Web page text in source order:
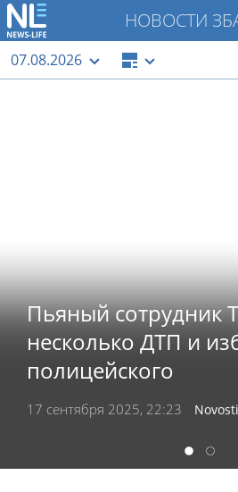
НОВОСТИ
07.08.2026
Пьяный сотрудник
несколько ДТП и
полицейского
17 сентября 2025, 22:23
1 2